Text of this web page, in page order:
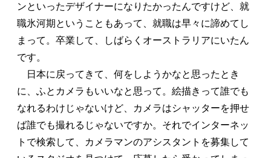
ンといったデザイナーになりたかったんですけど、就
職氷河期ということもあって、就職は早々に諦めてし
まって。卒業して、しばらくオーストラリアにいたん
です。
日本に戻ってきて、何をしようかなと思ったとき
に、ふとカメラもいいなと思って。絵描きって誰でも
なれるわけじゃないけど、カメラはシャッターを押せ
ば誰でも撮れるじゃないですか。それでインターネッ
トで検索して、カメラマンのアシスタントを募集して